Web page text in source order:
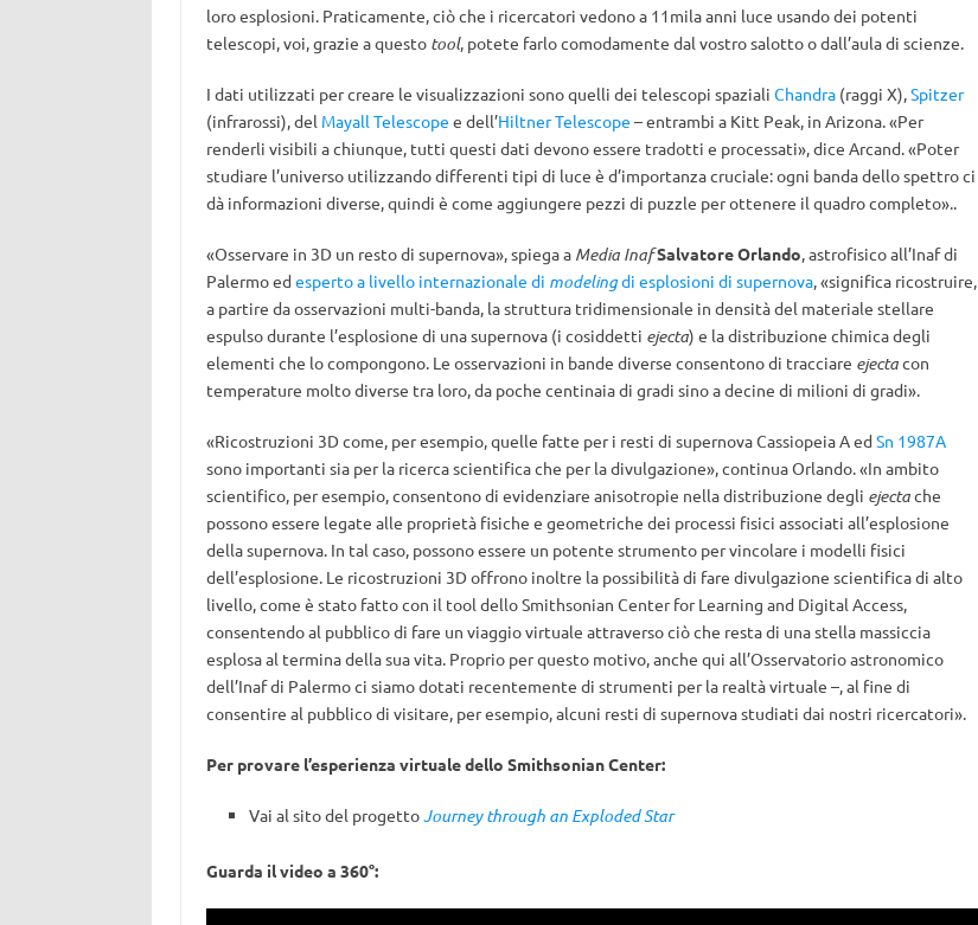
loro esplosioni. Praticamente, ciò che i ricercatori vedono a 11mila anni luce usando dei potenti
telescopi, voi, grazie a questo tool, potete farlo comodamente dal vostro salotto o dall’aula di scienze.
I dati utilizzati per creare le visualizzazioni sono quelli dei telescopi spaziali Chandra(raggi X),Spitzer
(infrarossi), del Mayall Telescope e dell’Hiltner Telescope – entrambi a Kitt Peak, in Arizona. «Per
renderli visibili a chiunque, tutti questi dati devono essere tradotti e processati», dice Arcand. «Poter
studiare l’universo utilizzando differenti tipi di luce è d’importanza cruciale: ogni banda dello spettro ci
dà informazioni diverse, quindi è come aggiungere pezzi di puzzle per ottenere il quadro completo»..
«Osservare in 3D un resto di supernova», spiega a Media InafSalvatore Orlando, astrofisico all’Inaf di
Palermo edesperto a livello internazionale di modelingdi esplosioni di supernova, «significa ricostruire,
a partire da osservazioni multi-banda, la struttura tridimensionale in densità del materiale stellare
espulso durante l’esplosione di una supernova (i cosiddetti ejecta) e la distribuzione chimica degli
elementi che lo compongono. Le osservazioni in bande diverse consentono di tracciare ejectacon
temperature molto diverse tra loro, da poche centinaia di gradi sino a decine di milioni di gradi».
«Ricostruzioni 3D come, per esempio, quelle fatte per i resti di supernova Cassiopeia A edSn 1987A
sono importanti sia per la ricerca scientifica che per la divulgazione», continua Orlando. «In ambito
scientifico, per esempio, consentono di evidenziare anisotropie nella distribuzione degli ejectache
possono essere legate alle proprietà fisiche e geometriche dei processi fisici associati all’esplosione
della supernova. In tal caso, possono essere un potente strumento per vincolare i modelli fisici
dell’esplosione. Le ricostruzioni 3D offrono inoltre la possibilità di fare divulgazione scientifica di alto
livello, come è stato fatto con il tool dello Smithsonian Center for Learning and Digital Access,
consentendo al pubblico di fare un viaggio virtuale attraverso ciò che resta di una stella massiccia
esplosa al termina della sua vita. Proprio per questo motivo, anche qui all’Osservatorio astronomico
dell’Inaf di Palermo ci siamo dotati recentemente di strumenti per la realtà virtuale –, al fine di
consentire al pubblico di visitare, per esempio, alcuni resti di supernova studiati dai nostri ricercatori».
Per provare l’esperienza virtuale dello Smithsonian Center:
Vai al sito del progettoJourney through an Exploded Star
Guarda il video a 360°: